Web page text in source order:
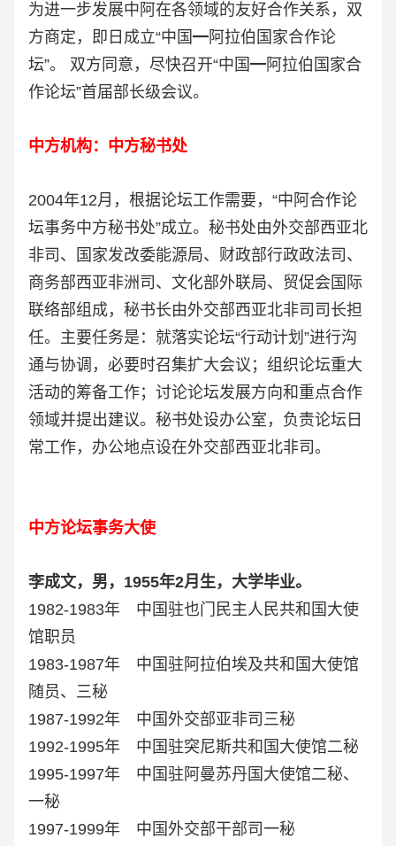
为进一步发展中阿在各领域的友好合作关系，双
方商定，即日成立“中国━阿拉伯国家合作论
坛”。 双方同意，尽快召开“中国━阿拉伯国家合
作论坛”首届部长级会议。
中方机构： 中方秘书处
2004年12月，根据论坛工作需要，“中阿合作论
坛事务中方秘书处”成立。秘书处由外交部西亚北
非司、国家发改委能源局、财政部行政政法司、
商务部西亚非洲司、文化部外联局、贸促会国际
联络部组成，秘书长由外交部西亚北非司司长担
任。主要任务是：就落实论坛“行动计划”进行沟
通与协调，必要时召集扩大会议；组织论坛重大
活动的筹备工作；讨论论坛发展方向和重点合作
领域并提出建议。秘书处设办公室，负责论坛日
常工作，办公地点设在外交部西亚北非司。
中方论坛事务大使
李成文，男，1955年2月生，大学毕业。
1982-1983年 中国驻也门民主人民共和国大使
馆职员
1983-1987年 中国驻阿拉伯埃及共和国大使馆
随员、三秘
1987-1992年 中国外交部亚非司三秘
1992-1995年 中国驻突尼斯共和国大使馆二秘
1995-1997年 中国驻阿曼苏丹国大使馆二秘、
一秘
1997-1999年 中国外交部干部司一秘